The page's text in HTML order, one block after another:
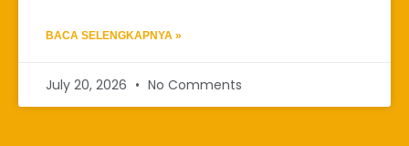
BACA SELENGKAPNYA »
July 20, 2026 No Comments